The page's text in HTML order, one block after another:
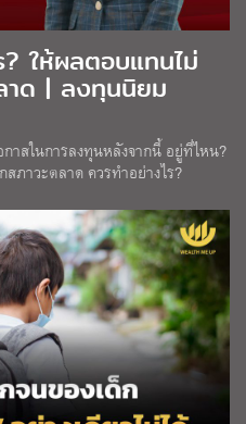
ให้ผลตอบแทนไม่
าด | ลงทุนนิยม
กาสในการลงทุนหลังจากนี้ อยู่ที่ไหน?
าวะตลาด ควรทำอย่างไร?